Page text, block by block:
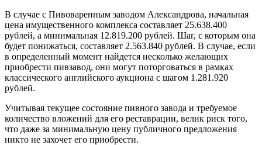
В случае с Пивоваренным заводом Александрова, начальная
цена имущественного комплекса составляет 25.638.400
рублей, а минимальная 12.819.200 рублей. Шаг, с которым она
будет понижаться, составляет 2.563.840 рублей. В случае, если
в определенный момент найдется несколько желающих
приобрести пивзавод, они могут поторговаться в рамках
классического английского аукциона с шагом 1.281.920
рублей.
Учитывая текущее состояние пивного завода и требуемое
количество вложений для его реставрации, велик риск того,
что даже за минимальную цену публичного предложения
никто не захочет его приобрести.